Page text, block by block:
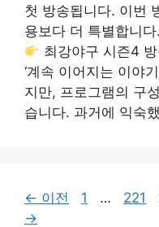
첫 방송됩니다. 이번
용보다 더 특별합니
최강야구 시즌4
‘계속 이어지는 이야
지만, 프로그램의 구
습니다. 과거에 익숙
← 이전
페
1 …
페
221
→